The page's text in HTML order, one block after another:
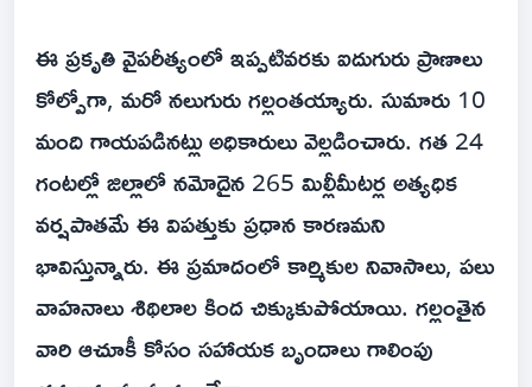
ఈ ప్రకృతి వైపరీత్యంలో ఇప్పటివరకు ఐదుగురు ప్రాణాలు
కోల్పోగా, మరో నలుగురు గల్లంతయ్యారు. సుమారు 10
మంది గాయపడినట్లు అధికారులు వెల్లడించారు. గత 24
గంటల్లో జిల్లాలో నమోదైన 265 మిల్లీమీటర్ల అత్యధిక
వర్షపాతమే ఈ విపత్తుకు ప్రధాన కారణమని
భావిస్తున్నారు. ఈ ప్రమాదంలో కార్మికుల నివాసాలు, పలు
వాహనాలు శిథిలాల కింద చిక్కుకుపోయాయి. గల్లంతైన
వారి ఆచూకీ కోసం సహాయక బృందాలు గాలింపు